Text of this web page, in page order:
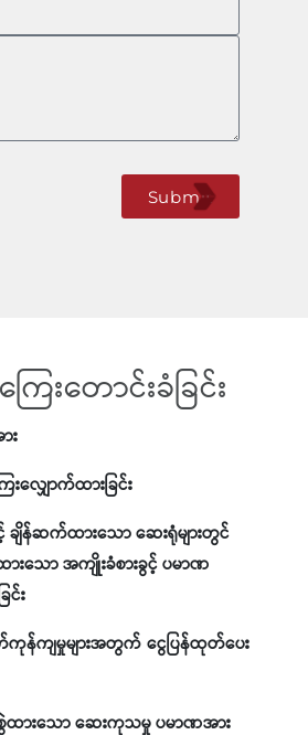
Submit
ေးတောင်းခံခြင်း
း
လျှောက်ထားခြင်း
ချိန်ဆက်ထားသော ဆေးရုံများတွင်
ော အကျိုးခံစားခွင့် ပမာဏ
င်း
န်ကျမှုများအတွက် ငွေပြန်ထုတ်ပေး
ားသော ဆေးကုသမှု ပမာဏအား